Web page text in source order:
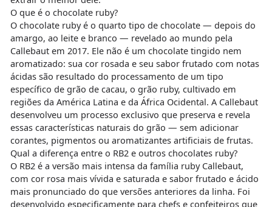
O que é o chocolate ruby?
O chocolate ruby é o quarto tipo de chocolate — depois do
amargo, ao leite e branco — revelado ao mundo pela
Callebaut em 2017. Ele não é um chocolate tingido nem
aromatizado: sua cor rosada e seu sabor frutado com notas
ácidas são resultado do processamento de um tipo
específico de grão de cacau, o grão ruby, cultivado em
regiões da América Latina e da África Ocidental. A Callebaut
desenvolveu um processo exclusivo que preserva e revela
essas características naturais do grão — sem adicionar
corantes, pigmentos ou aromatizantes artificiais de frutas.
Qual a diferença entre o RB2 e outros chocolates ruby?
O RB2 é a versão mais intensa da família ruby Callebaut,
com cor rosa mais vívida e saturada e sabor frutado e ácido
mais pronunciado do que versões anteriores da linha. Foi
desenvolvido especificamente para chefs e confeiteiros que